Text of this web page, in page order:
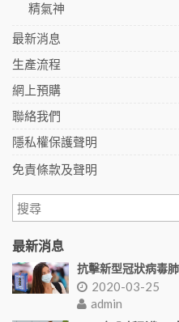
精氣神
最新消息
生產流程
網上預購
聯絡我們
隱私權保護聲明
免責條款及聲明
最新消息
抗擊新型冠狀病毒
2020-03-25
admin